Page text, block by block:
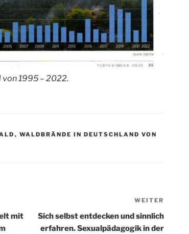
1995 – 2022.
, WALDBRÄNDE IN DEUTSCHLAND VON
mit
Beitrag
WEITER
Sich selbst entdecken und sinnlich
erfahren. Sexualpädagogik in der